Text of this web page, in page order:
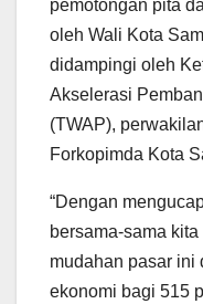
pemotongan pita
oleh Wali Kota
didampingi oleh
Akselerasi
(TWAP),
Forkopimda Kota
“Dengan
bersama-sama
mudahan pasar ini
ekonomi bagi 515